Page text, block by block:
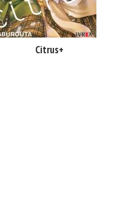
Citrus+